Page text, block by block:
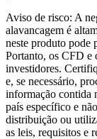
Aviso de risco: A
alavancagem é
neste produto pode
Portanto, os CFD e
investidores.
e, se necessário,
informação contida
país específico e
distribuição ou
as leis, requisitos e